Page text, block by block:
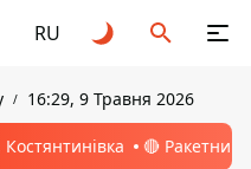
RU
16:29, 9 Травня 2026
🔴 Ракетний